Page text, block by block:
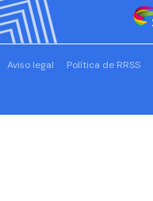
Aviso legal Política de RRSS